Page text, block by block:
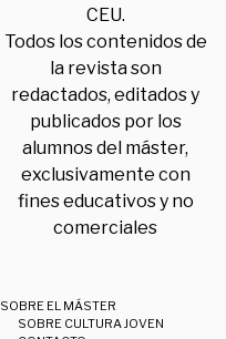
CEU.
Todos los contenidos de
la revista son
redactados, editados y
publicados por los
alumnos del máster,
exclusivamente con
fines educativos y no
comerciales
SOBRE EL MÁSTER
SOBRE CULTURA JOVEN